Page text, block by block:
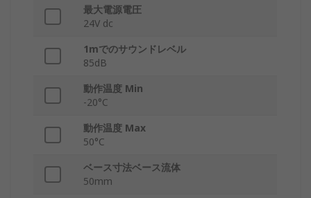
最大電源電圧
24V dc
1mでのサウンドレベル
85dB
動作温度 Min
-20°C
動作温度 Max
50°C
ベース寸法ベース流体
50mm